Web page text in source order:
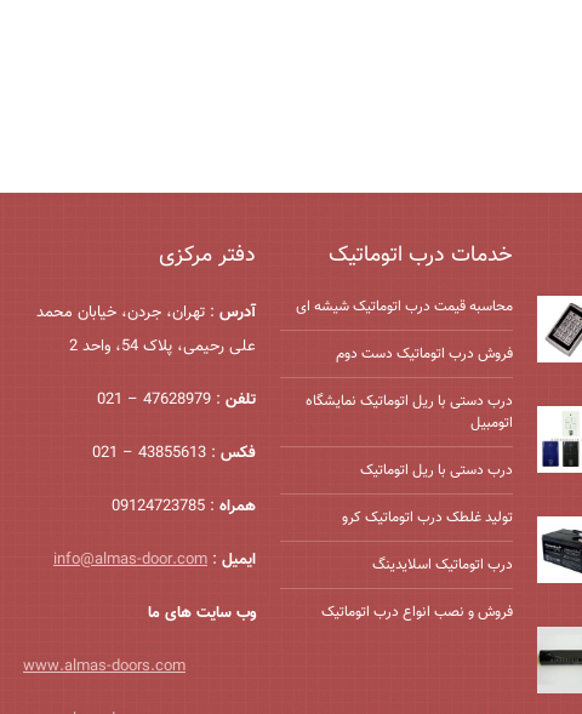
خدمات درب اتوماتیک
محاسبه قیمت درب اتوماتیک شیشه ‌ای
فروش درب اتوماتیک دست دوم
درب دستی با ریل اتوماتیک نمایشگاه
اتومبیل
درب دستی با ریل اتوماتیک
تولید غلطک درب اتوماتیک کرو
درب اتوماتیک اسلایدینگ
فروش و نصب انواع درب اتوماتیک
دفتر مرکزی
آدرس : تهران، جردن، خیابان محمد
علی رحیمی، پلاک 54، واحد 2
تلفن : 47628979 – 021
فکس : 43855613 – 021
همراه : 09124723785
ایمیل :
info@almas-door.com
وب سایت های ما
www.almas-doors.com